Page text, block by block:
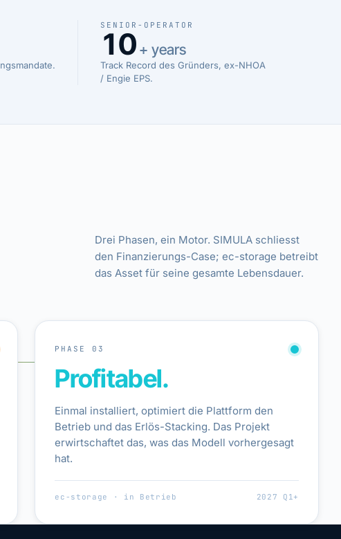
SENIOR-OPERATOR
10 + years
Track Record des Gründers, ex-NHOA
/ Engie EPS.
Drei Phasen, ein Motor. SIMULA schliesst
den Finanzierungs-Case; ec-storage betreibt
das Asset für seine gesamte Lebensdauer.
PHASE 03
Profitabel.
Einmal installiert, optimiert die Plattform den
Betrieb und das Erlös-Stacking. Das Projekt
erwirtschaftet das, was das Modell vorhergesagt
hat.
ec-storage · in Betrieb 2027 Q1+